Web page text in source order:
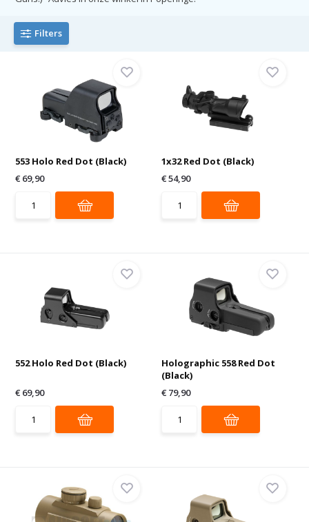
Filters
553 Holo Red Dot (Black)
€ 69,90
1x32 Red Dot (Black)
€ 54,90
552 Holo Red Dot (Black)
€ 69,90
Holographic 558 Red Dot
(Black)
€ 79,90